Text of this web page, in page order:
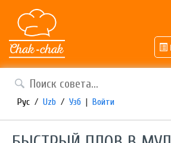
Рус / Uzb / Узб | Войти